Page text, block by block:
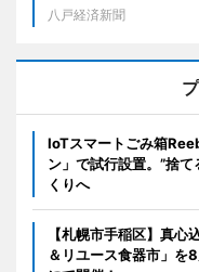
八戸経済新聞
IoTスマートごみ箱
ン」で試行設置。”捨
くりへ
【札幌市手稲区】真
＆リユース食器市」を